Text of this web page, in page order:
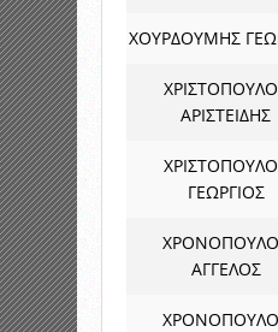
ΧΟΥΡΔΟΥΜΗΣ
ΑΡΙΣΤΕΙΔΗΣ
ΓΕΩΡΓΙΟΣ
ΑΓΓΕΛΟΣ